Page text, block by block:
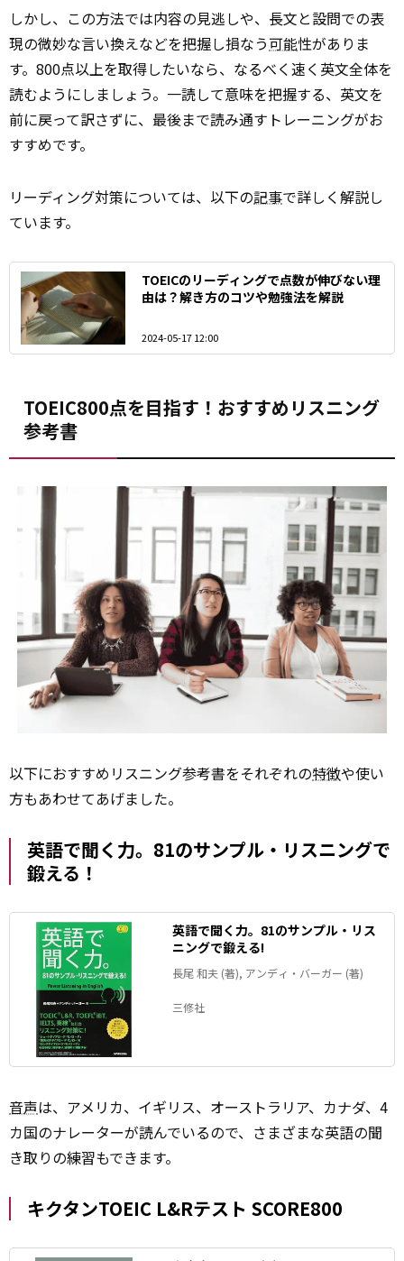
しかし、この方法では内容の見逃しや、長文と設問での表
現の微妙な言い換えなどを把握し損なう可能性がありま
す。800点以上を取得したいなら、なるべく速く英文全体を
読むようにしましょう。一読して意味を把握する、英文を
前に戻って訳さずに、最後まで読み通すトレーニングがお
すすめです。
リーディング対策については、以下の記事で詳しく解説し
ています。
TOEICのリーディングで点数が伸びない理
由は？解き方のコツや勉強法を解説
2024-05-17 12:00
TOEIC800点を目指す！おすすめリスニング
参考書
以下におすすめリスニング参考書をそれぞれの特徴や使い
方もあわせてあげました。
英語で聞く力。81のサンプル・リスニングで
鍛える！
英語で聞く力。81のサンプル・リス
ニングで鍛える!
長尾 和夫 (著), アンディ・バーガー (著)
三修社
音声は、アメリカ、イギリス、オーストラリア、カナダ、4
カ国のナレーターが読んでいるので、さまざまな英語の聞
き取りの練習もできます。
キクタンTOEIC L&Rテスト SCORE800